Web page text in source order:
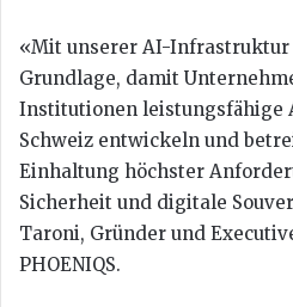
«Mit unserer AI-
Grundlage, damit
Institutionen leistungsfähige
Schweiz entwickeln und
Einhaltung höchster
Sicherheit und digitale
Taroni, Gründer und
PHOENIQS.